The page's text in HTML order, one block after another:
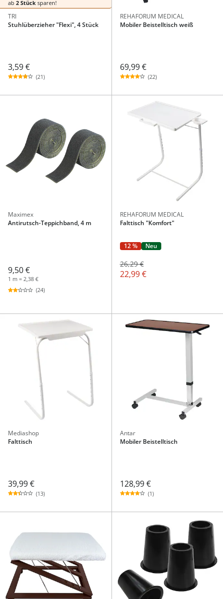
ab 2 Stück sparen!
TRI
Stuhlüberzieher "Flexi", 4 Stück
3,59 €
(21)
REHAFORUM MEDICAL
Mobiler Beistelltisch weiß
69,99 €
(22)
Maximex
Antirutsch-Teppichband, 4 m
9,50 €
1 m = 2,38 €
(24)
REHAFORUM MEDICAL
Falttisch "Komfort"
12 % Neu
26,29 €
22,99 €
Mediashop
Falttisch
39,99 €
(13)
Antar
Mobiler Beistelltisch
128,99 €
(1)